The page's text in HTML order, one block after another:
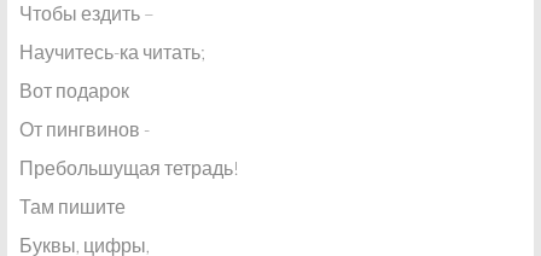
Чтобы ездить –
Научитесь-ка читать;
Вот подарок
От пингвинов -
Пребольшущая тетрадь!
Там пишите
Буквы, цифры,